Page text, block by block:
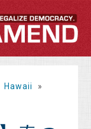
Hawaii
»